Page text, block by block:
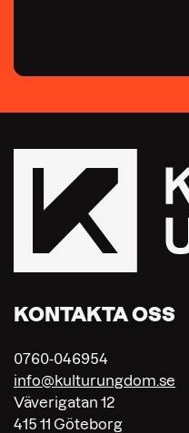
KONTAKTA OSS
0760-046954
info@kulturungdom.se
Väverigatan 12
415 11 Göteborg